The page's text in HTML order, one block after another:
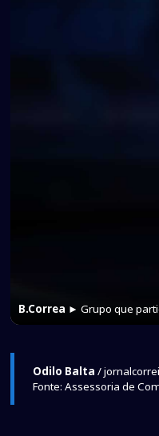
B.Correa ► Grupo que
Odilo Balta /
Fonte: Assessoria de